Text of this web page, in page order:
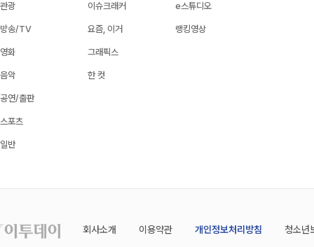
관광
방송/TV
영화
음악
공연/출판
스포츠
일반
이슈크래커
요즘, 이거
그래픽스
한 컷
e스튜디오
랭킹영상
회사소개 이용약관 개인정보처리방침 청소년